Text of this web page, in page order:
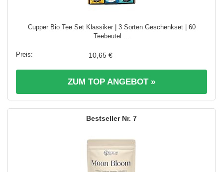
Cupper Bio Tee Set Klassiker | 3 Sorten Geschenkset | 60
Teebeutel ...
10,65 €
ZUM TOP ANGEBOT »
7